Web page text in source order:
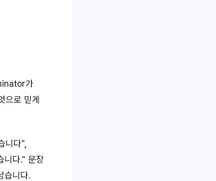
가
으로 믿게
니다",
니다." 문장
습니다.